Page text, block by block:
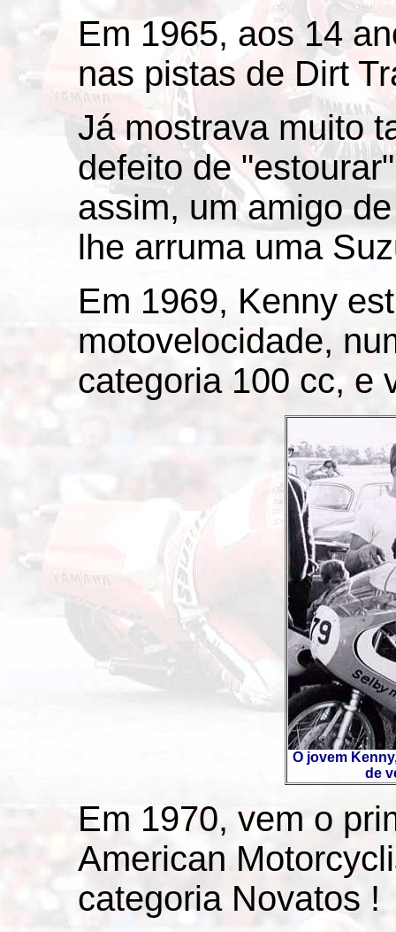
Em 1965, aos 14
nas pistas de Dirt
Já mostrava muito
defeito de
assim, um amigo
lhe arruma uma
Em 1969, Kenny
motovelocidade,
categoria 100 cc, e
O jovem
de
Em 1970, vem o
American
categoria Novatos !